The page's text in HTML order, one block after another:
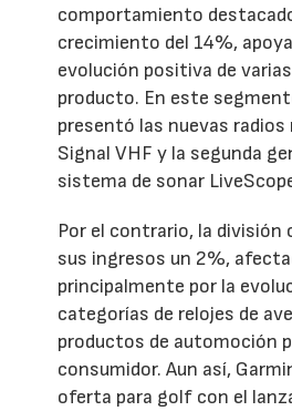
comportamiento
crecimiento del 14%,
evolución positiva de
producto. En este
presentó las nuevas radios
Signal VHF y la segunda
sistema de sonar
Por el contrario, la división
sus ingresos un 2%,
principalmente por la
categorías de relojes de
productos de automoción
consumidor. Aun así,
oferta para golf con el